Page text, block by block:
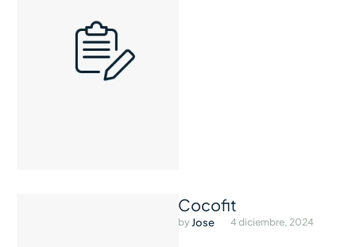
Cocofit
by Jose 4 diciembre, 2024